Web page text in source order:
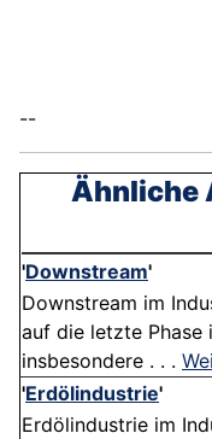
--
Ähnliche
'Downstream'
Downstream im
auf die letzte
insbesondere . . .
'Erdölindustrie'
Erdölindustrie im